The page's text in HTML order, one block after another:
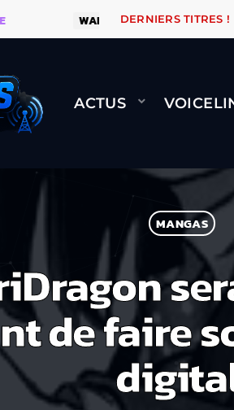
WARÉTRO ORANGE ROAD
DERNIERS TITRES !
ACTUS
MANGAS
de faire